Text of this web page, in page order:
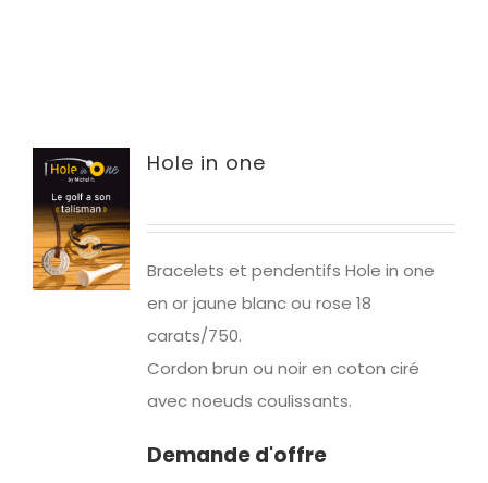
Hole in one
Bracelets et pendentifs Hole in one
en or jaune blanc ou rose 18
carats/750.
Cordon brun ou noir en coton ciré
avec noeuds coulissants.
Demande d'offre